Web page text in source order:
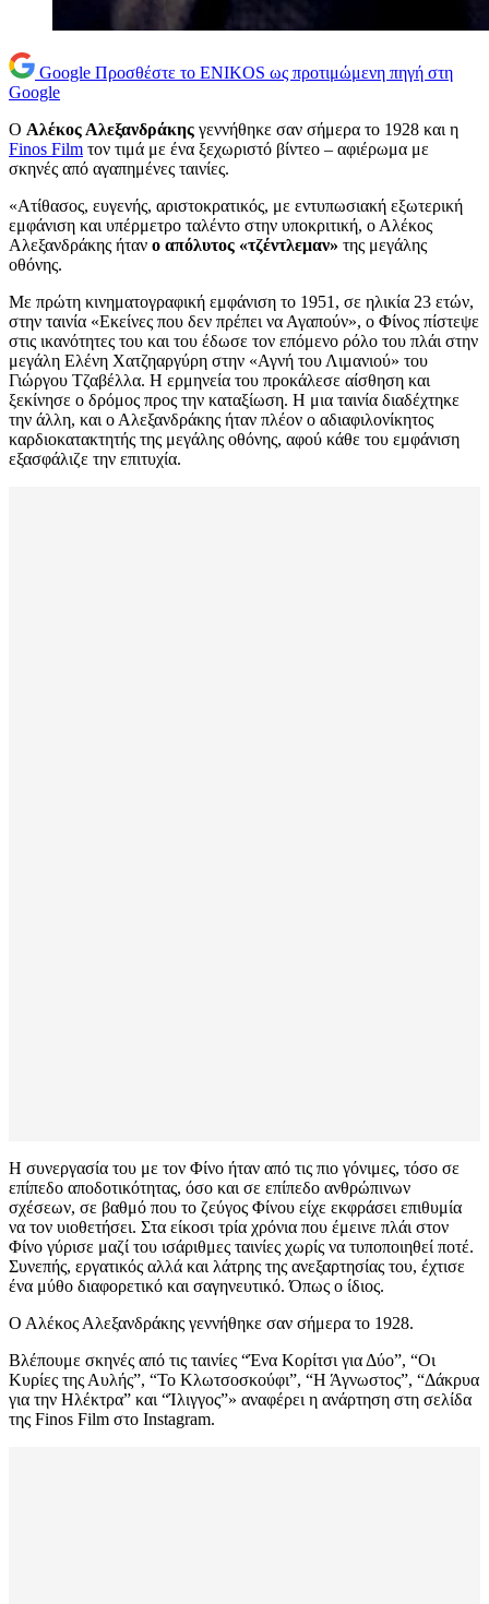
Google Προσθέστε το ENIKOS ως προτιμώμενη πηγή στη
Google
Ο Αλέκος Αλεξανδράκης γεννήθηκε σαν σήμερα το 1928 και η
Finos Film τον τιμά με ένα ξεχωριστό βίντεο – αφιέρωμα με
σκηνές από αγαπημένες ταινίες.
«Ατίθασος, ευγενής, αριστοκρατικός, με εντυπωσιακή εξωτερική
εμφάνιση και υπέρμετρο ταλέντο στην υποκριτική, ο Αλέκος
Αλεξανδράκης ήταν ο απόλυτος «τζέντλεμαν» της μεγάλης
οθόνης.
Με πρώτη κινηματογραφική εμφάνιση το 1951, σε ηλικία 23 ετών,
στην ταινία «Εκείνες που δεν πρέπει να Αγαπούν», ο Φίνος πίστεψε
στις ικανότητες του και του έδωσε τον επόμενο ρόλο του πλάι στην
μεγάλη Ελένη Χατζηαργύρη στην «Αγνή του Λιμανιού» του
Γιώργου Τζαβέλλα. Η ερμηνεία του προκάλεσε αίσθηση και
ξεκίνησε ο δρόμος προς την καταξίωση. Η μια ταινία διαδέχτηκε
την άλλη, και ο Αλεξανδράκης ήταν πλέον ο αδιαφιλονίκητος
καρδιοκατακτητής της μεγάλης οθόνης, αφού κάθε του εμφάνιση
εξασφάλιζε την επιτυχία.
Η συνεργασία του με τον Φίνο ήταν από τις πιο γόνιμες, τόσο σε
επίπεδο αποδοτικότητας, όσο και σε επίπεδο ανθρώπινων
σχέσεων, σε βαθμό που το ζεύγος Φίνου είχε εκφράσει επιθυμία
να τον υιοθετήσει. Στα είκοσι τρία χρόνια που έμεινε πλάι στον
Φίνο γύρισε μαζί του ισάριθμες ταινίες χωρίς να τυποποιηθεί ποτέ.
Συνεπής, εργατικός αλλά και λάτρης της ανεξαρτησίας του, έχτισε
ένα μύθο διαφορετικό και σαγηνευτικό. Όπως ο ίδιος.
Ο Αλέκος Αλεξανδράκης γεννήθηκε σαν σήμερα το 1928.
Βλέπουμε σκηνές από τις ταινίες “Ένα Κορίτσι για Δύο”, “Οι
Κυρίες της Αυλής”, “Το Κλωτσοσκούφι”, “Η Άγνωστος”, “Δάκρυα
για την Ηλέκτρα” και “Ίλιγγος”» αναφέρει η ανάρτηση στη σελίδα
της Finos Film στο Instagram.